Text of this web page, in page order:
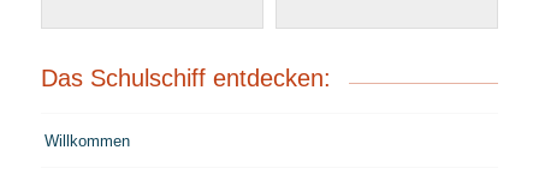
Das Schulschiff entdecken:
Willkommen